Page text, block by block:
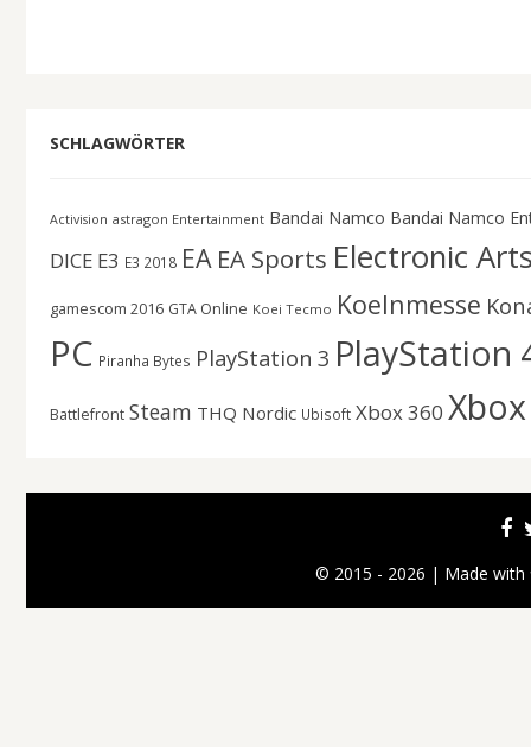
SCHLAGWÖRTER
Activision astragon Entertainment Bandai Namco Bandai Namco
DICE E3 E3 2018 EA EA Sports Electronic
gamescom 2016 GTA Online Koei Tecmo Koelnmesse
PC Piranha Bytes PlayStation 3 PlayStation
Battlefront Steam THQ Nordic Ubisoft Xbox 360
© 2015 - 2026 | Made